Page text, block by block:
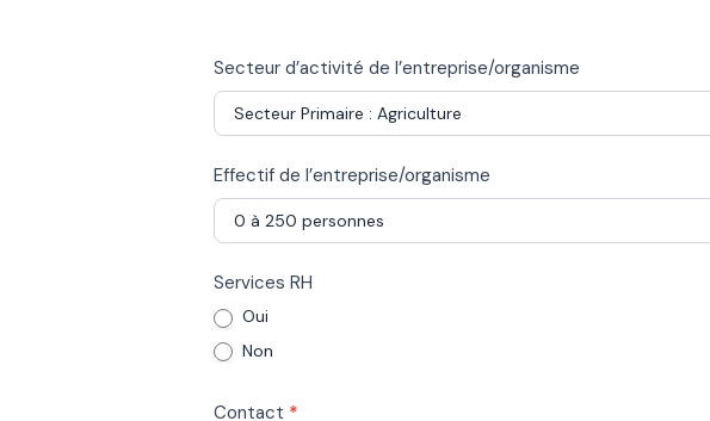
Secteur d’activité de l’entreprise/organisme
Effectif de l’entreprise/organisme
Services RH
Oui
Non
Contact *